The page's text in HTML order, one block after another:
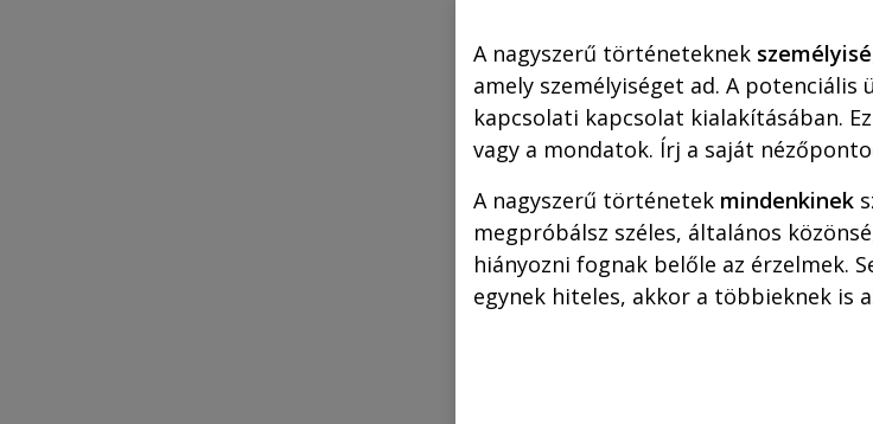
A nagyszerű történeteknek
amely személyiséget ad. A
kapcsolati kapcsolat kialakításában.
vagy a mondatok. Írj a saját
A nagyszerű történetek mindenkinek
megpróbálsz széles, általános
hiányozni fognak belőle az érzelmek.
egynek hiteles, akkor a többieknek is